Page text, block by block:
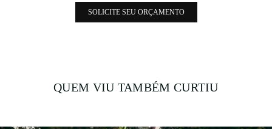
SOLICITE SEU ORÇAMENTO
QUEM VIU TAMBÉM CURTIU